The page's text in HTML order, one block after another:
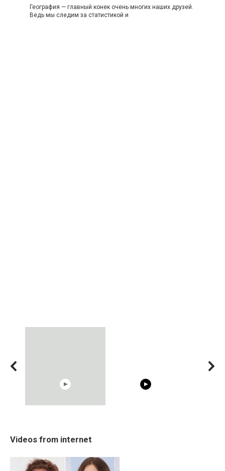
География — главный конек очень многих наших друзей.
Ведь мы следим за статистикой и
20 BEAUTIFUL MOMENTS
OF RESPECT IN SPORTS
Videos from internet